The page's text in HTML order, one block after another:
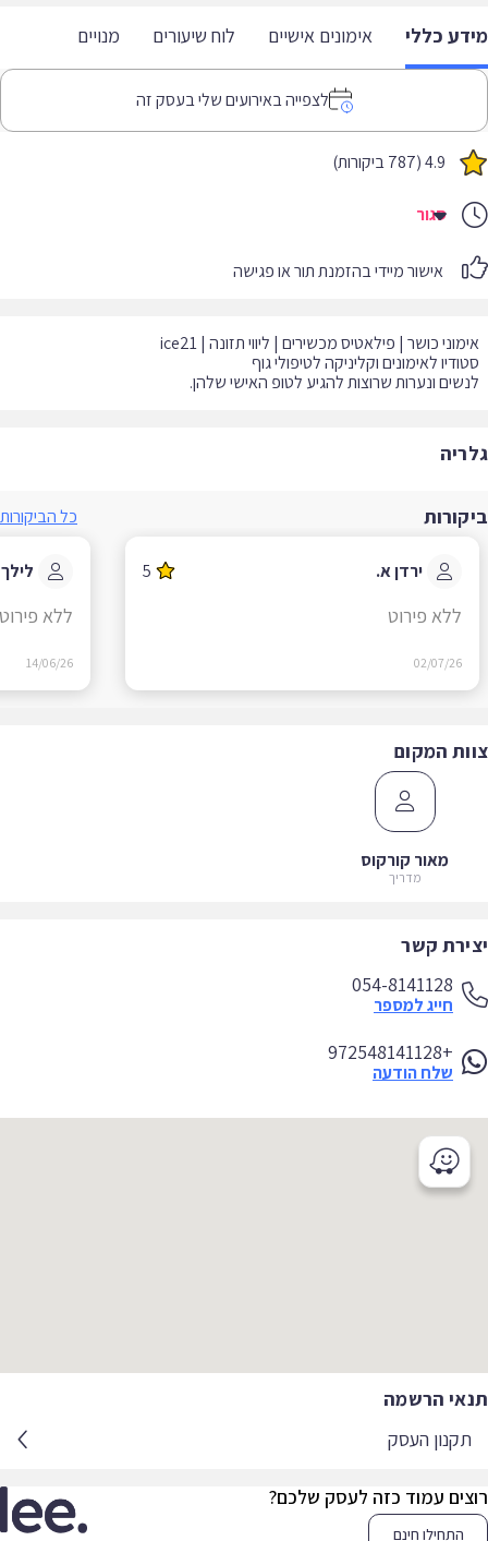
כללי אימונים אישיים לוח שיעורים מנויים
לצפייה באירועים שלי בעסק זה
4.9 (787 ביקורות)
סגור
אישור מיידי בהזמנת תור או פגישה
ונערות שרוצות להגיע לטופ האישי שלהן.
כל הביקורות
ירדן א. 5
ללא פירוט
02/07/26
לילך ב.
ללא פירוט
14/06/26
המקום
מאור קורקוס
מדריך
קשר
054-8141128
חייג למספר
+972548141128
שלח הודעה
הרשמה
תקנון העסק
עמוד כזה לעסק שלכם?
התחילו חינם